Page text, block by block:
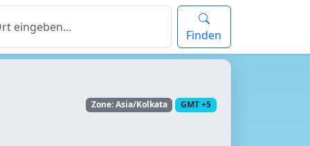
Finden
Zone: Asia/Kolkata GMT +5